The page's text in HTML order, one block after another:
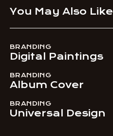
You May Also Like
BRANDING
Digital Paintings
BRANDING
Album Cover
BRANDING
Universal Design